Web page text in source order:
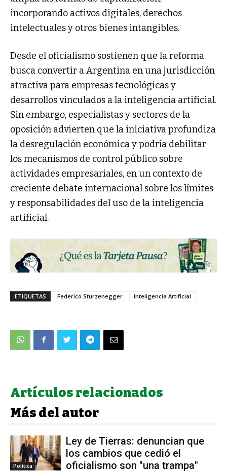
incorporando activos digitales, derechos
intelectuales y otros bienes intangibles.
Desde el oficialismo sostienen que la reforma
busca convertir a Argentina en una jurisdicción
atractiva para empresas tecnológicas y
desarrollos vinculados a la inteligencia artificial.
Sin embargo, especialistas y sectores de la
oposición advierten que la iniciativa profundiza
la desregulación económica y podría debilitar
los mecanismos de control público sobre
actividades empresariales, en un contexto de
creciente debate internacional sobre los límites
y responsabilidades del uso de la inteligencia
artificial.
ETIQUETAS Federico Sturzenegger Inteligencia Artificial
Artículos relacionados
Más del autor
Política
Ley de Tierras: denuncian que
los cambios que cedió el
oficialismo son "una trampa"